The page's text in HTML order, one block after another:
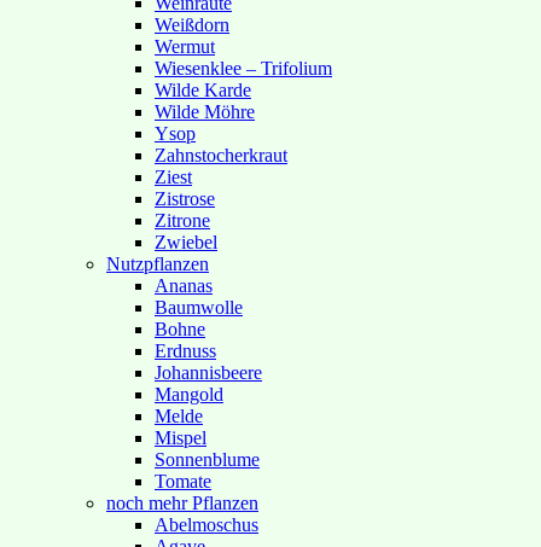
Weißdorn
Wermut
Wiesenklee – Trifolium
Wilde Karde
Wilde Möhre
Ysop
Zahnstocherkraut
Ziest
Zistrose
Zitrone
Zwiebel
Nutzpflanzen
Ananas
Baumwolle
Bohne
Erdnuss
Johannisbeere
Mangold
Melde
Mispel
Sonnenblume
Tomate
noch mehr Pflanzen
Abelmoschus